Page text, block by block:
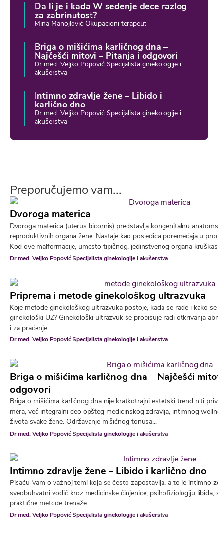
Da li je i kada W sedenje dece razlog
za zabrinutost?
Mina Manojlović Okupacioni terapeut
Briga o mišićima karličnog dna –
Najčešći mitovi – Pitanja i odgovori
Dr med. Veljko Popović Specijalista ginekologije i
akušerstva
Intimno zdravlje žene – Libido i
karlično dno
Dr med. Veljko Popović Specijalista ginekologije i
akušerstva
Preporučujemo vam...
Dvoroga materica
Dvoroga materica (uterus bicornis) predstavlja kongenitalnu
reproduktivnih organa žene. Nastaje kao posledica poremećaja u
Kod ove malformacije, umesto tipičnog, jedinstvenog organa
Dr med. Veljko Popović Specijalista ginekologije i akušerstva
Priprema i metode ginekološkog ultrazvuka
Koje metode ginekološkog ultrazvuka postoje, kada se rade i kako
ginekološki UZ? Ginekološki ultrazvuk se propisuje radi otkrivanja
i za praćenje...
Dr med. Veljko Popović Specijalista ginekologije i akušerstva
Briga o mišićima karličnog dna – Najčešći
odgovori
Briga o mišićima karličnog dna nije kratkotrajni estetski trend niti
mera, već integralni deo opšteg medicinskog zdravlja, intimnog
života svake žene. Održavanje mišićnog tonusa...
Dr med. Veljko Popović Specijalista ginekologije i akušerstva
Intimno zdravlje žene – Libido i karlično dno
Pisaću Vam o važnoj temi koja se često zapostavlja, a to je intimno
sveobuhvatni vodič kroz medicinske činjenice, psihofiziologiju libida,
praktične metode trenaže....
Dr med. Veljko Popović Specijalista ginekologije i akušerstva